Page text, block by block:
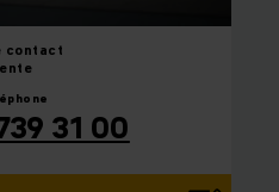
contact
31 00